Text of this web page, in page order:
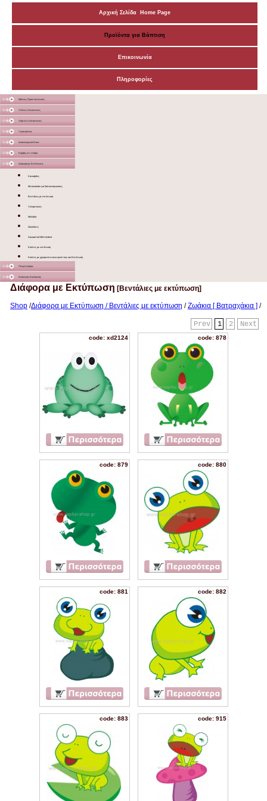
Αρχική Σελίδα Home Page
Προϊόντα για Βάπτιση
Επικοινωνία
Πληροφορίες
Μάσκες Προστατευτικές
Ξύλινες Κατασκευές
Χάρτινες Κατασκευές
Υφασμάτινα
Διακοσμητικά Σταντ
Καμβάς σε τελάρο
Διάφορα με Εκτύπωση
Κονκάρδες
Μπουκαλάκι για Σαπουνόφουσκες
Βεντάλιες με εκτύπωση
Ξυλομπογιές
Μολύβια
Σοκολάτες
Αρωματικά Μαντηλάκια
Κούπες με εκτύπωση
Κούπες με χρώμα στο εσωτερικό τους και Εκτύπωση
Γλειφιτζούρια
Στολισμός Εκκλησίας
Διάφορα με Εκτύπωση [Βεντάλιες με εκτύπωση]
Shop /Διάφορα με Εκτύπωση / Βεντάλιες με εκτύπωση /Ζωάκια [ Βατραχάκια ] /
Next
2
1
Prev
code: xd2124 code: 878
code: 879 code: 880
code: 881 code: 882
code: 883 code: 915